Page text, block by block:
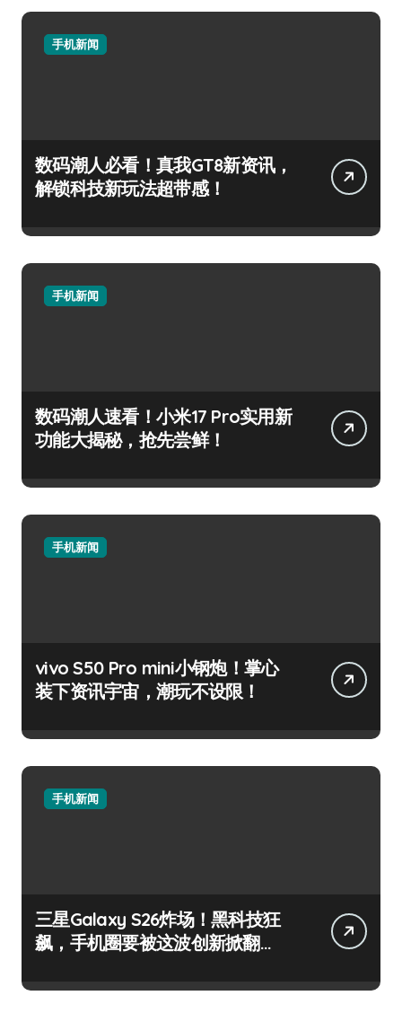
手机新闻
数码潮人必看！真我GT8新资讯，
解锁科技新玩法超带感！
手机新闻
数码潮人速看！小米17 Pro实用新
功能大揭秘，抢先尝鲜！
手机新闻
vivo S50 Pro mini小钢炮！掌心
装下资讯宇宙，潮玩不设限！
手机新闻
三星Galaxy S26炸场！黑科技狂
飙，手机圈要被这波创新掀翻